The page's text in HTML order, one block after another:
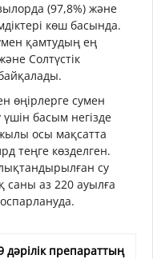
(97,8%) және
көш басында.
қамтудың ең
Солтүстік
өңірлерге сумен
басым негізде
осы мақсатта
теңге көзделген.
су
саны аз 220 ауылға
дәрілік препараттың